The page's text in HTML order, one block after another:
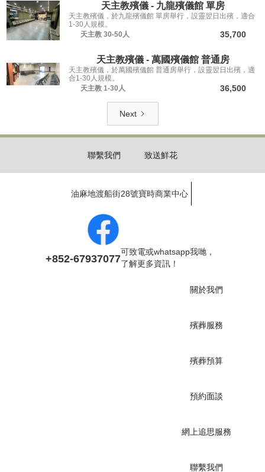
天主教殯儀 - 九龍殯儀館 單房
天主教殯儀，於九龍殯儀館 單房舉行，設靈翌日出殯，適合
1-30人規模。
天主教 30-50人 35,700
天主教殯儀 - 萬國殯儀館 普通房
天主教殯儀，於萬國殯儀館 普通房舉行，設靈翌日出殯，適
合1-30人規模。
天主教 1-30人 36,500
Next
聯繫我們 致送鮮花
油麻地渡船街28號寶時商業中心
關於我們
殯葬服務
殯葬預算
預約面談
網上追思服務
聯繫我們
+852-67937077
可致電或whatsapp我哋，
了解更多資訊！